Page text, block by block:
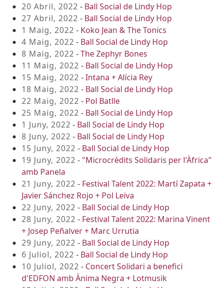
20 Abril, 2022 - Ball Social de Lindy Hop
27 Abril, 2022 - Ball Social de Lindy Hop
1 Maig, 2022 - Koko Jean & The Tonics
4 Maig, 2022 - Ball Social de Lindy Hop
8 Maig, 2022 -The Zephyr Bones
11 Maig, 2022 - Ball Social de Lindy Hop
15 Maig, 2022 -Intana + Alícia Rey
18 Maig, 2022 - Ball Social de Lindy Hop
22 Maig, 2022 - Pol Batlle
25 Maig, 2022 - Ball Social de Lindy Hop
1 Juny, 2022 - Ball Social de Lindy Hop
8 Juny, 2022 - Ball Social de Lindy Hop
15 Juny, 2022 - Ball Social de Lindy Hop
19 Juny, 2022 - "Microcrèdits Solidaris per l'Àfrica"
amb Panela
21 Juny, 2022 - Festival Talent 2022: Martí Zapata +
Javier Sánchez Rojo + Pol Leiva
22 Juny, 2022 - Ball Social de Lindy Hop
28 Juny, 2022 - Festival Talent 2022: Marina Vinent
+ Josep Peñalver + Marc Urrutia
29 Juny, 2022 - Ball Social de Lindy Hop
6 Juliol, 2022 - Ball Social de Lindy Hop
10 Juliol, 2022 - Concert Solidari a benefici
d'EDFON amb Ànima Negra + Lotmusik